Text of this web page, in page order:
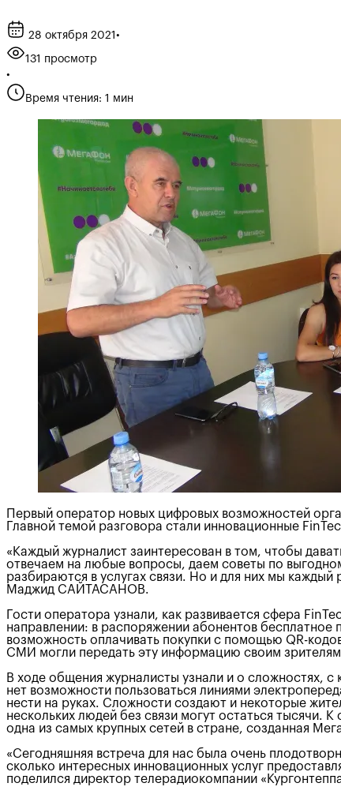
28 октября 2021 •
131 просмотр
•
Время чтения: 1 мин
Первый оператор новых цифровых возможностей
Главной темой разговора стали инновационные
«Каждый журналист заинтересован в том, чтобы
отвечаем на любые вопросы, даем советы по
разбираются в услугах связи. Но и для них мы
Маджид САЙТАСАНОВ.
Гости оператора узнали, как развивается сфера
направлении: в распоряжении абонентов
возможность оплачивать покупки с помощью QR-
СМИ могли передать эту информацию своим зрителям
В ходе общения журналисты узнали и о сложностях,
нет возможности пользоваться линиями
нести на руках. Сложности создают и некоторые
нескольких людей без связи могут остаться тысячи.
одна из самых крупных сетей в стране, созданная
«Сегодняшняя встреча для нас была очень
сколько интересных инновационных услуг
поделился директор телерадиокомпании